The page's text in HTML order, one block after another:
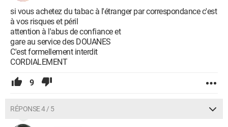
si vous achetez du tabac à l'étranger par correspondance c'est
à vos risques et péril
attention à l'abus de confiance et
gare au service des DOUANES
C'est formellement interdit
CORDIALEMENT
9
RÉPONSE 4 / 5